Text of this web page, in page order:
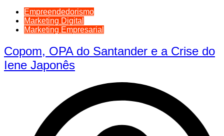
Empreendedorismo
Marketing Digital
Marketing Empresarial
Copom, OPA do Santander e a Crise do
Iene Japonês